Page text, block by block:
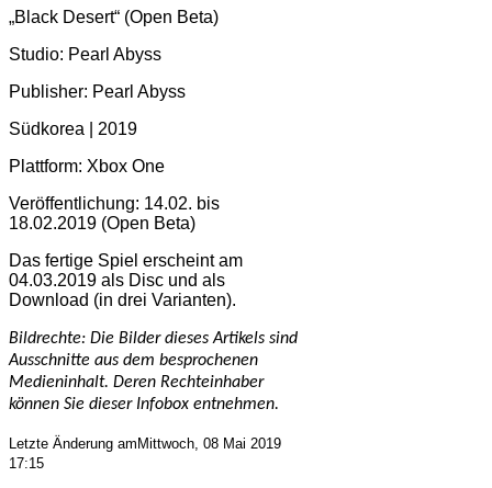
„Black Desert“ (Open Beta)
Studio: Pearl Abyss
Publisher: Pearl Abyss
Südkorea | 2019
Plattform: Xbox One
Veröffentlichung: 14.02. bis
18.02.2019 (Open Beta)
Das fertige Spiel erscheint am
04.03.2019 als Disc und als
Download (in drei Varianten).
Bildrechte: Die Bilder dieses Artikels sind
Ausschnitte aus dem besprochenen
Medieninhalt. Deren Rechteinhaber
können Sie dieser Infobox entnehmen.
Letzte Änderung amMittwoch, 08 Mai 2019
17:15